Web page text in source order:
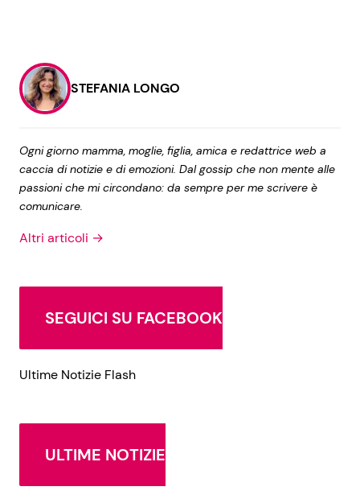
STEFANIA LONGO
Ogni giorno mamma, moglie, figlia, amica e redattrice web a
caccia di notizie e di emozioni. Dal gossip che non mente alle
passioni che mi circondano: da sempre per me scrivere è
comunicare.
Altri articoli →
SEGUICI SU FACEBOOK
Ultime Notizie Flash
ULTIME NOTIZIE